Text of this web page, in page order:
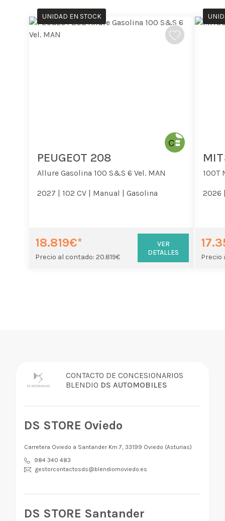
UNIDAD EN STOCK
PEUGEOT 208
Allure Gasolina 100 S&S 6 Vel. MAN
2027 | 102 CV | Manual | Gasolina
18.819€*
Precio al contado: 20.819€
VER
DETALLES
100T
2026
Precio
CONTACTO DE CONCESIONARIOS
BLENDIO DS AUTOMOBILES
DS STORE Oviedo
Carretera Oviedo a Santander Km 7, 33199 Oviedo (Asturias)
984 340 483
gestorcontactosds@blendiomoviedo.es
DS STORE Santander